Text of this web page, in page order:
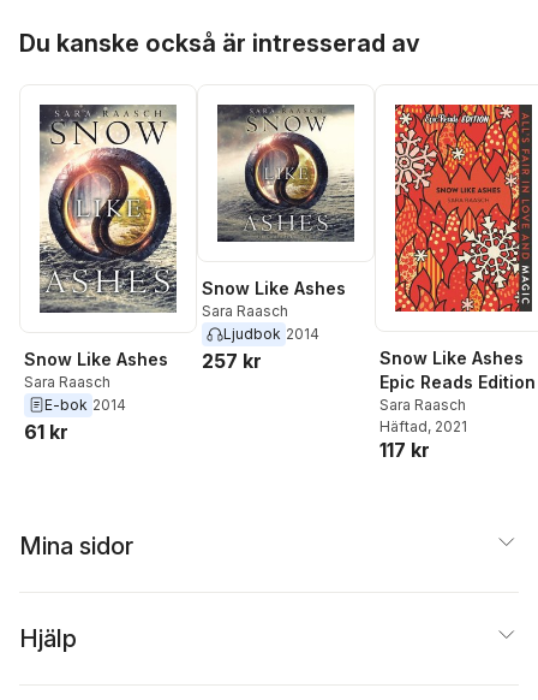
Du kanske också är intresserad av
Snow Like Ashes
Sara Raasch
E-bok 2014
61 kr
Snow Like Ashes
Sara Raasch
Ljudbok 2014
257 kr
Snow Like Ashes
Epic Reads Edition
Sara Raasch
Häftad, 2021
117 kr
Mina sidor
Hjälp